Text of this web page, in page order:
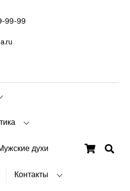
духи
Контакты
99-99
пуста.